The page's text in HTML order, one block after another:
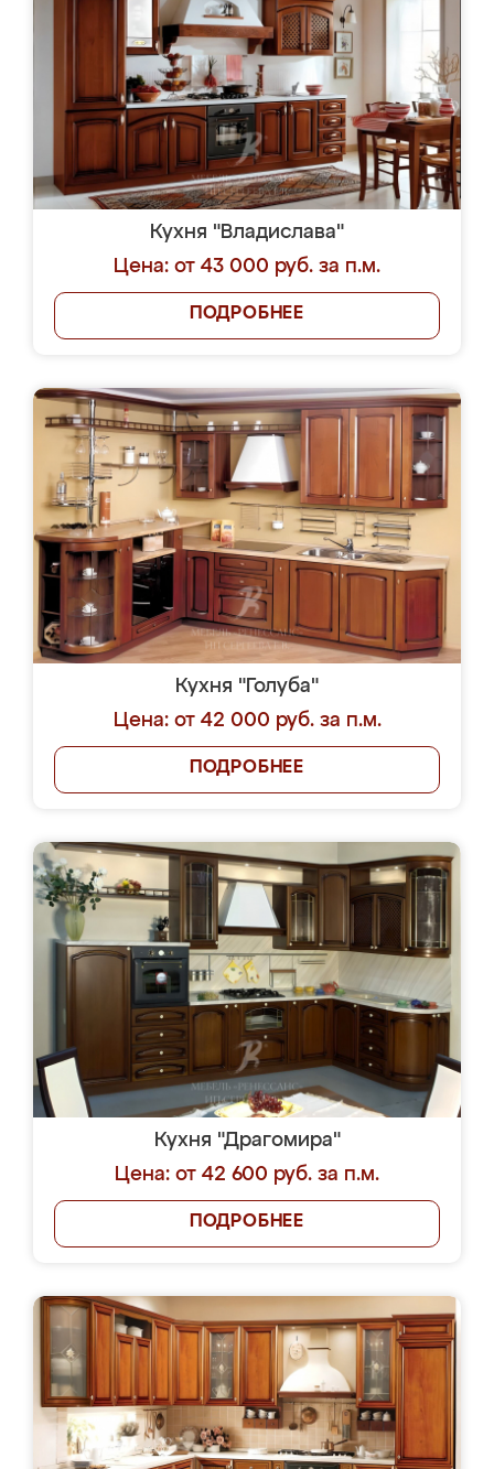
Кухня "Владислава"
Цена: от 43 000 руб. за п.м.
ПОДРОБНЕЕ
Кухня "Голуба"
Цена: от 42 000 руб. за п.м.
ПОДРОБНЕЕ
Кухня "Драгомира"
Цена: от 42 600 руб. за п.м.
ПОДРОБНЕЕ